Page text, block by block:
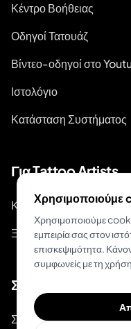
Κέντρο Βοήθειας
Οδηγοί Τατουάζ
Βίντεο-οδηγοί στο
Ιστολόγιο
Κατάσταση Συστήματος
Για Tattoo Artists
Κράτηση & Πληρωμή
Ξεκινήστε Κρατήσεις
Σχετικά
Σχετικά με το Inkjin
Χρησιμοποιούμε
Χρησιμοποιούμε
εμπειρία σας στον
επισκεψιμότητα.
συμφωνείς με τη